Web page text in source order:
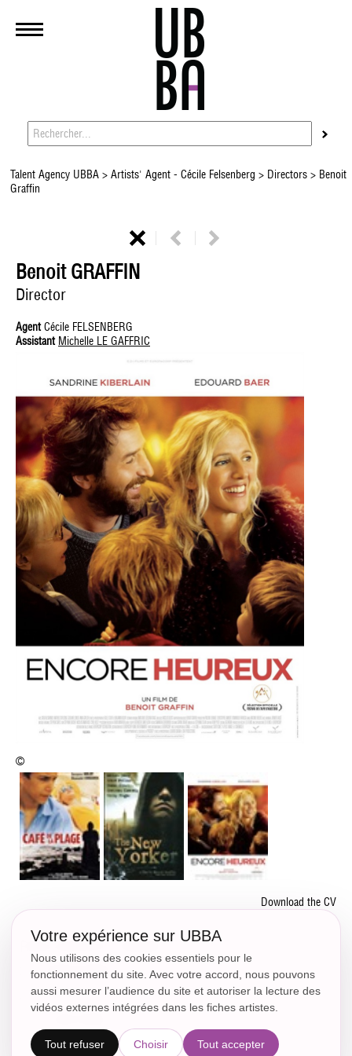
Talent Agency UBBA>Artists' Agent - Cécile Felsenberg > Directors> Benoit
Graffin
Benoit GRAFFIN
Director
AgentCécile FELSENBERG
Assistant Michelle LE GAFFRIC
©
Download the CV
RÉALISATEUR CINÉMA
2016ENCORE HEUREUX
2001LE CAFE DE LA PLAGE
Votre expérience sur UBBA
Nous utilisons des cookies essentiels pour le
fonctionnement du site. Avec votre accord, nous pouvons
aussi mesurer l’audience du site et autoriser la lecture des
vidéos externes intégrées dans les fiches artistes.
Tout refuser Choisir Tout accepter